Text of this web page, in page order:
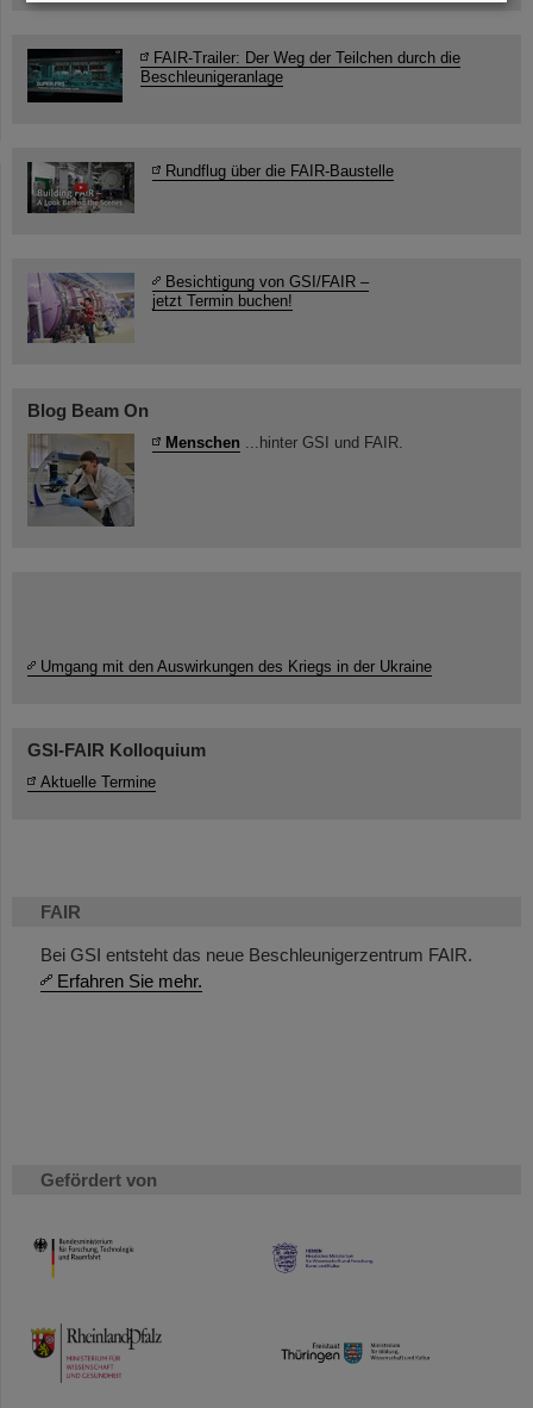
FAIR
Bei GSI entsteht das neue Beschleunigerzentrum FAIR.
Erfahren Sie mehr.
Gefördert von
HMWK
TMWWDG
FAIR-Trailer: Der Weg der Teilchen durch die
Beschleunigeranlage
Rundflug über die FAIR-Baustelle
Besichtigung von GSI/FAIR –
jetzt Termin buchen!
Blog Beam On
Menschen ...hinter GSI und FAIR.
Umgang mit den Auswirkungen des Kriegs in der Ukraine
GSI-FAIR Kolloquium
Aktuelle Termine